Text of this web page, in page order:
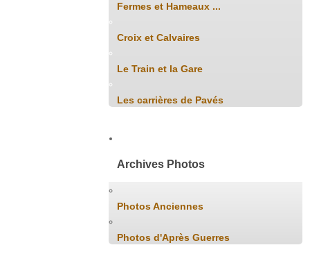
Fermes et Hameaux ...
Croix et Calvaires
Le Train et la Gare
Les carrières de Pavés
Archives Photos
Photos Anciennes
Photos d'Après Guerres